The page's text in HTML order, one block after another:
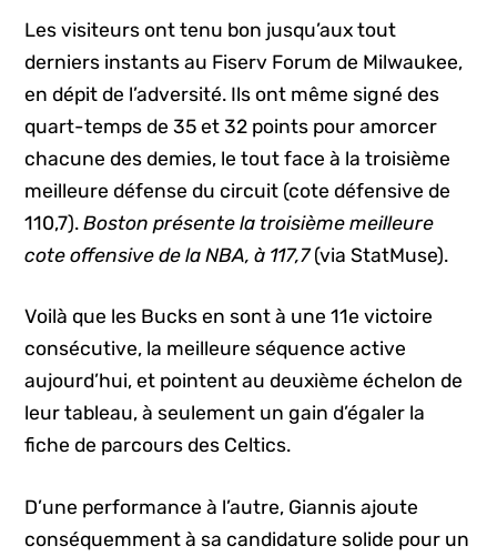
Les visiteurs ont tenu bon jusqu’aux tout
derniers instants au Fiserv Forum de Milwaukee,
en dépit de l’adversité. Ils ont même signé des
quart-temps de 35 et 32 points pour amorcer
chacune des demies, le tout face à la troisième
meilleure défense du circuit (cote défensive de
110,7).Boston présente la troisième meilleure
cote offensive de la NBA, à 117,7(via StatMuse).
Voilà que les Bucks en sont à une 11e victoire
consécutive, la meilleure séquence active
aujourd’hui, et pointent au deuxième échelon de
leur tableau, à seulement un gain d’égaler la
fiche de parcours des Celtics.
D’une performance à l’autre, Giannis ajoute
conséquemment à sa candidature solide pour un